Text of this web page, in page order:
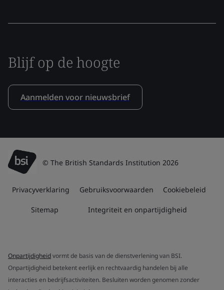
Blijf op de hoogte
Aanmelden voor nieuwsbrief
© The British Standards Institution 2026
Privacyverklaring Gebruiksvoorwaarden Cookiebeleid
Sitemap Integriteit en onpartijdigheid
Onpartijdigheidvormt de basis van de dienstverlening van BSI.
Onpartijdigheid betekent eerlijk en rechtvaardig handelen bij alle
interacties en bedrijfsactiviteiten. Besluiten worden genomen zonder